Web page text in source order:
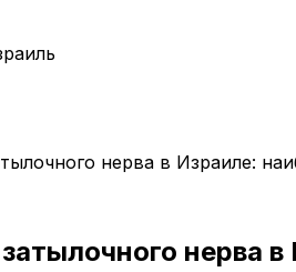
нерва в Израиле:
нерва